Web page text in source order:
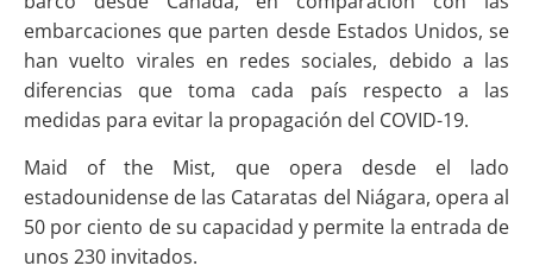
embarcaciones que parten desde Estados Unidos, se
han vuelto virales en redes sociales, debido a las
diferencias que toma cada país respecto a las
medidas para evitar la propagación del COVID-19.
Maid of the Mist, que opera desde el lado
estadounidense de las Cataratas del Niágara, opera al
50 por ciento de su capacidad y permite la entrada de
unos 230 invitados.